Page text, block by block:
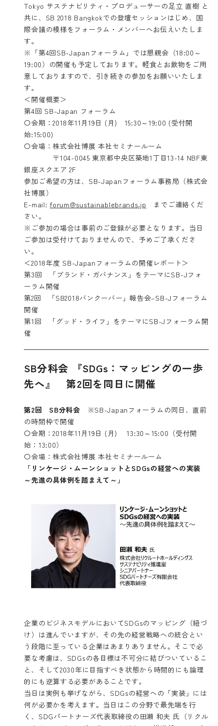
Tokyo サステナビリティ・プロデューサーの足立 直樹 と
共に、SB 2018 Bangkokでの登壇セッションはじめ、国
際会議の模様をフォーラム・メンバーへお伝えいたしま
す。
※「第4回SB-Japanフォーラム」では懇親会（18:00～
19:00）の開催も予定しております。軽食とお飲物をご用
意しておりますので、引き続きの参加をお願いいたしま
す。
＜開催概要＞
第4回 SB-Japan フォーラム
〇会期：2018年11月19日 (月) 15:30～19:00 (受付開
始:15:00)
〇会場：株式会社博展 本社セミナールーム
〒104-0045 東京都中央区築地1丁目13-14 NBF東
銀座スクエア 2F
参加ご希望の方は、SB-Japanフォーラム事務局（株式会
社博展）
E-mail:forum@sustainablebrands.jp までご連絡くだ
さい。
※ご参加の場合は事前のご登録が必要となります。当日
ご参加は受付けておりませんので、予めご了承くださ
い。
＜2018年度 SB-Japanフォーラムの開催レポート＞
第3回 「ブランド・ガバナンス」をテーマにSB-Jフォ
ーラム開催
第2回 「SB2018バンクーバー」報告会–SB-Jフォーラム
開催
第1回 「グッド・ライフ」をテーマにSB-Jフォーラム開
催
SB分科会 『SDGs：マッピングの一歩
先へ』 第2回を同日に開催
第2回 SB分科会 ※SB-Japanフォーラムの同日、直前
の時間枠で開催
〇会期：2018年11月19日 (月) 13:30～15:00（受付開
始：13:00）
〇会場：株式会社博展 本社セミナールーム
「リンケージ・ムーンショットとSDGsの経営への実装
～先進の具体例を踏まえて～」
企業のビジネスモデルにおいてSDGsのマッピング（紐づ
け）は進んでいますが、その先の経営戦略への統合とい
う段階に至っている企業はあまりありません。そこで必
要な考慮は、SDGsの各目標は不可分に結びついているこ
と、そして2030年に目指すべき状態から時間的にも論理
的にも逆算する必要があることです。
当日は実例も挙げながら、SDGsの経営への「実装」には
何が必要かを考えます。当日はこの分野で最先端を行
く、SDGパートナーズ代表取締役の田瀬 和夫 氏（リクル